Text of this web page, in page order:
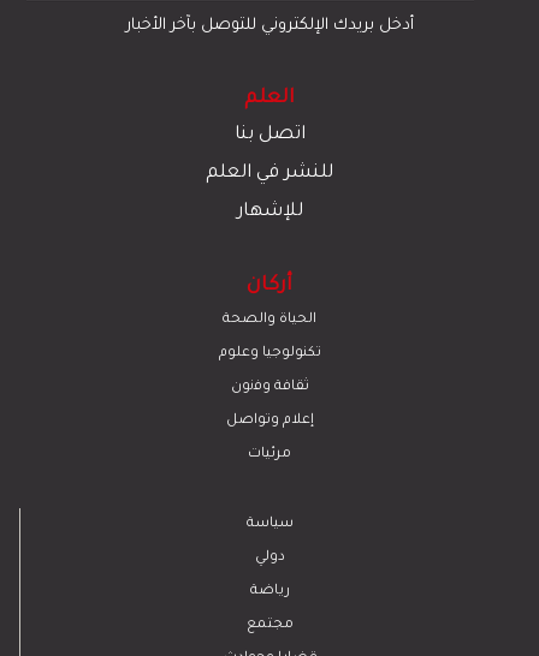
أدخل بريدك الإلكتروني للتوصل بآخر الأخبار
العلم
اتصل بنا
للنشر في العلم
للإشهار
أركان
الحياة والصحة
تكنولوجيا وعلوم
ﺛﻘﺎﻓﺔ وﻓﻧون
إعلام وتواصل
مرئيات
سياسة
دولي
رياضة
مجتمع